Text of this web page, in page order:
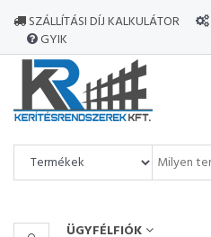
SZÁLLÍTÁSI DÍJ KALKULÁTOR
GYIK
ÜGYFÉLFIÓK
MINDEN
TERMÉK
MENÜ